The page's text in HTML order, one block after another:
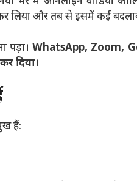
लिया और तब से इसमें कई
पड़ा।WhatsApp, Zoom,
दिया।
हैं: